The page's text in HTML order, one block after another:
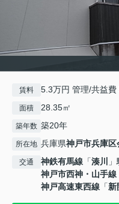
賃料 5.3万円 管理/共益費
面積 28.35㎡
築年数 築20年
所在地 兵庫県神戸市兵庫区
交通 神鉄有馬線 「湊川
神戸市西神・山手線
神戸高速東西線 「新